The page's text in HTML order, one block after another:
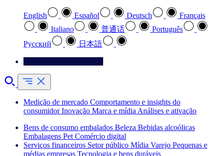
English Español Deutsch
Français
Italiano
普通话
Português
Pусский
日本語
Medição de mercado Comportamento e insights do
consumidor Inovação Marca e mídia Análises e ativação
Bens de consumo embalados Beleza Bebidas alcoólicas
Embalagens Pet Comércio digital
Serviços financeiros Setor público Mídia Varejo Pequenas e
médias empresas Tecnologia e bens duráveis